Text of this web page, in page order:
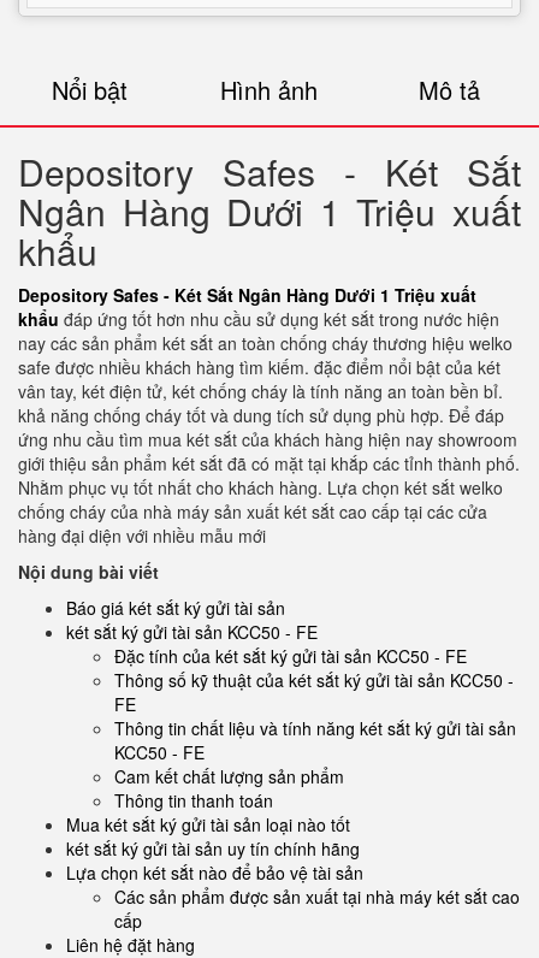
Nổi bật Hình ảnh Mô tả
Depository Safes - Két Sắt
Ngân Hàng Dưới 1 Triệu xuất
khẩu
Depository Safes - Két Sắt Ngân Hàng Dưới 1 Triệu xuất
khẩu đáp ứng tốt hơn nhu cầu sử dụng két sắt trong nước hiện
nay các sản phẩm két sắt an toàn chống cháy thương hiệu welko
safe được nhiều khách hàng tìm kiếm. đặc điểm nổi bật của két
vân tay, két điện tử, két chống cháy là tính năng an toàn bền bỉ.
khả năng chống cháy tốt và dung tích sử dụng phù hợp. Để đáp
ứng nhu cầu tìm mua két sắt của khách hàng hiện nay showroom
giới thiệu sản phẩm két sắt đã có mặt tại khắp các tỉnh thành phố.
Nhằm phục vụ tốt nhất cho khách hàng. Lựa chọn két sắt welko
chống cháy của nhà máy sản xuất két sắt cao cấp tại các cửa
hàng đại diện với nhiều mẫu mới
Nội dung bài viết
Báo giá két sắt ký gửi tài sản
két sắt ký gửi tài sản KCC50 - FE
Đặc tính của két sắt ký gửi tài sản KCC50 - FE
Thông số kỹ thuật của két sắt ký gửi tài sản KCC50 -
FE
Thông tin chất liệu và tính năng két sắt ký gửi tài sản
KCC50 - FE
Cam kết chất lượng sản phẩm
Thông tin thanh toán
Mua két sắt ký gửi tài sản loại nào tốt
két sắt ký gửi tài sản uy tín chính hãng
Lựa chọn két sắt nào để bảo vệ tài sản
Các sản phẩm được sản xuất tại nhà máy két sắt cao
cấp
Liên hệ đặt hàng